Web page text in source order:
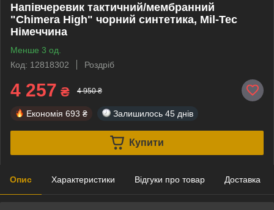
Напівчеревик тактичний/мембранний
"Chimera High" чорний синтетика, Mil-Tec
Німеччина
Менше 3 од.
Код: 12818302
Роздріб
4 257 ₴ 4 950 ₴
Економія 693 ₴ Залишилось 45 днів
Купити
Опис Характеристики Відгуки про товар Доставка